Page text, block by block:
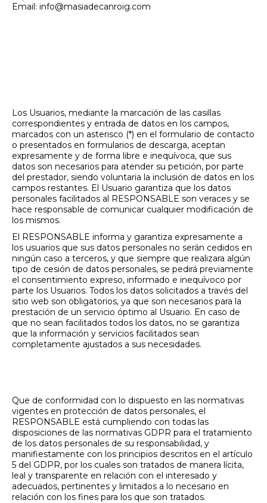
Email: info@masiadecanroig.com
Los Usuarios, mediante la marcación de las casillas
correspondientes y entrada de datos en los campos,
marcados con un asterisco (*) en el formulario de contacto
o presentados en formularios de descarga, aceptan
expresamente y de forma libre e inequívoca, que sus
datos son necesarios para atender su petición, por parte
del prestador, siendo voluntaria la inclusión de datos en los
campos restantes. El Usuario garantiza que los datos
personales facilitados al RESPONSABLE son veraces y se
hace responsable de comunicar cualquier modificación de
los mismos.
El RESPONSABLE informa y garantiza expresamente a
los usuarios que sus datos personales no serán cedidos en
ningún caso a terceros, y que siempre que realizara algún
tipo de cesión de datos personales, se pedirá previamente
el consentimiento expreso, informado e inequívoco por
parte los Usuarios. Todos los datos solicitados a través del
sitio web son obligatorios, ya que son necesarios para la
prestación de un servicio óptimo al Usuario. En caso de
que no sean facilitados todos los datos, no se garantiza
que la información y servicios facilitados sean
completamente ajustados a sus necesidades.
Que de conformidad con lo dispuesto en las normativas
vigentes en protección de datos personales, el
RESPONSABLE está cumpliendo con todas las
disposiciones de las normativas GDPR para el tratamiento
de los datos personales de su responsabilidad, y
manifiestamente con los principios descritos en el artículo
5 del GDPR, por los cuales son tratados de manera lícita,
leal y transparente en relación con el interesado y
adecuados, pertinentes y limitados a lo necesario en
relación con los fines para los que son tratados.